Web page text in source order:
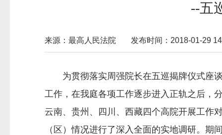
--五
来源：最高人民法院 发布时间：2018-01-29
为贯彻落实周强院长在五巡揭牌仪式座
工作，在我庭各项工作逐步进入正轨之后，
云南、贵州、四川、西藏四个高院开展工作
（区）情况进行了深入全面的实地调研。期